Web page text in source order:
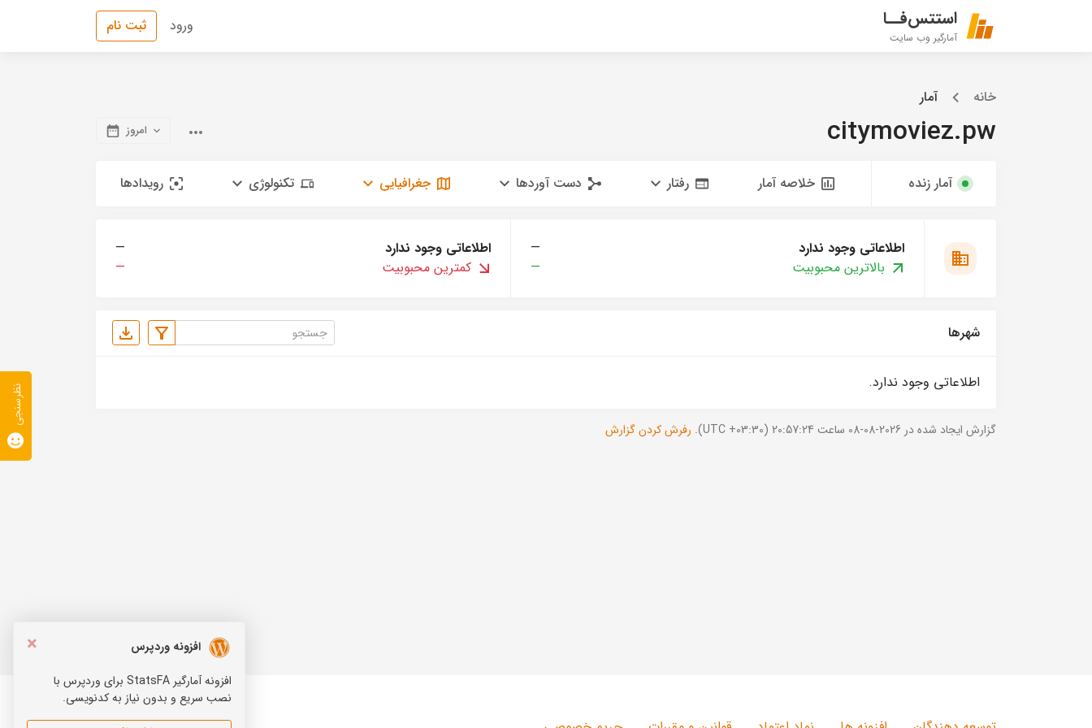
استتس‌فــا
آمارگیر وب سایت
ورود ثبت نام
خانه آمار
citymoviez.pw امروز
آمار زنده خلاصه آمار رفتار دست آوردها جغرافیایی تکنولوژی رویدادها
اطلاعاتی وجود ندارد
—
بالاترین محبوبیت
—
اطلاعاتی وجود ندارد
—
کمترین محبوبیت
—
شهرها
اطلاعاتی وجود ندارد.
گزارش ایجاد شده در 2026-08-08 ساعت 20:57:24 (UTC +03:30). رفرش کردن گزارش
×
افزونه وردپرس
افزونه آمارگیر StatsFA برای وردپرس با
نصب سریع و بدون نیاز به کدنویسی.
نظرسنجی